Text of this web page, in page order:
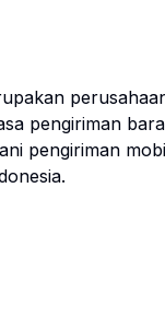
pengiriman
pengiriman